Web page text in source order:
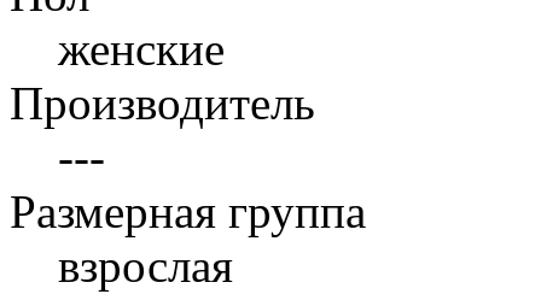
женские
Производитель
---
Размерная группа
взрослая